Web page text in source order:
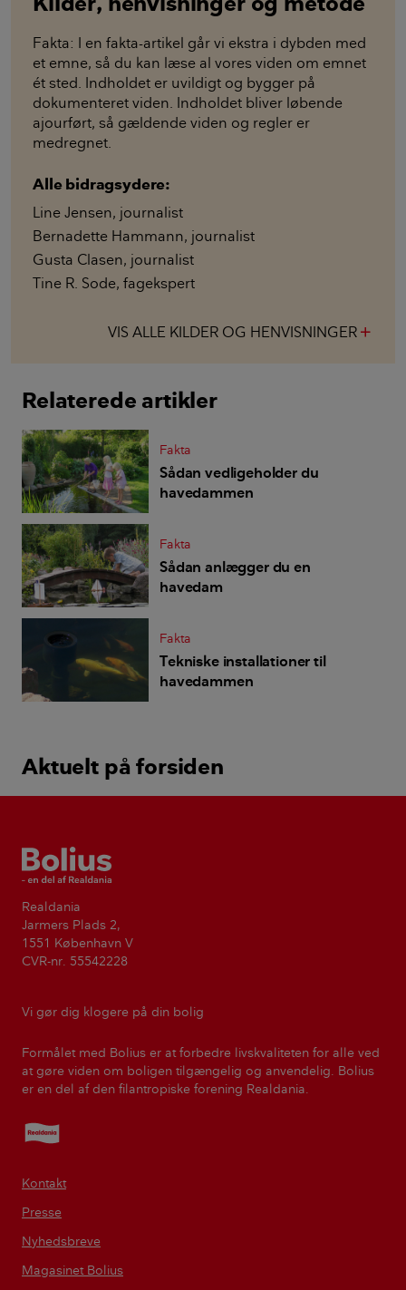
Fakta: I en fakta-artikel går vi ekstra i dybden med
et emne, så du kan læse al vores viden om emnet
ét sted. Indholdet er uvildigt og bygger på
dokumenteret viden. Indholdet bliver løbende
ajourført, så gældende viden og regler er
medregnet.
Alle bidragsydere:
Line Jensen, journalist
Bernadette Hammann, journalist
Gusta Clasen, journalist
Tine R. Sode, fagekspert
VIS ALLE KILDER OG HENVISNINGER
Relaterede artikler
Fakta
Sådan vedligeholder du
havedammen
Fakta
Sådan anlægger du en
havedam
Fakta
Tekniske installationer til
havedammen
Aktuelt på forsiden
Bolius
Realdania
Jarmers Plads 2,
1551 København V
CVR-nr. 55542228
Vi gør dig klogere på din bolig
Formålet med Bolius er at forbedre livskvaliteten for alle ved
at gøre viden om boligen tilgængelig og anvendelig. Bolius
er en del af den filantropiske forening Realdania.
Realdania
Kontakt
Presse
Nyhedsbreve
Magasinet Bolius